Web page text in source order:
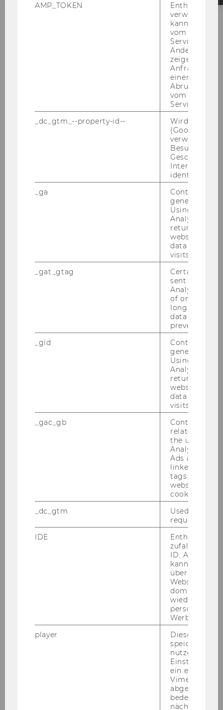
Bewerbung & Zulassung
Sie sind selbst­stän­dig, welt­of­fen und haben
keine Scheu, sich auf Neues ein­zu­las­sen?
Wenn Sie au­ßer­dem Freu­de daran haben,
Her­aus­for­de­run­gen me­tho­disch an­zu­ge­
hen und ei­ge­ne Ideen zu ent­wi­ckeln, dann
be­wer­ben Sie sich. In­for­ma­tio­nen zu Be­
wer­bung und Zu­las­sung fin­den Sie in un­se­
Bewerbungsfrist
Frühjahr 2027
Das Ba­che­lor­stu­di­um glie­dert sich im ers­
(STEOP), ge­folgt vom Com­mon Body of
Ab dem 3. Se­mes­ter ver­tie­fen Sie Ihr Wis­
sen und spe­zia­li­sie­ren sich in einem der
Studieneingangs-​ und Ori­en­tie­rungs­pha­
se (STEOP)
Zu Be­ginn des Stu­di­ums ler­nen Sie, Pro­ble­
me aus un­ter­schied­li­chen Blick­win­keln zu
be­trach­ten. In „Per­spek­ti­ven auf Wirt­schaft“
be­kom­men Sie Ein­blick in die Be­triebs­wirt­
schaft und So­zi­al­wis­sen­schaf­ten, die
Rechts­wis­sen­schaf­ten, die Volks­wirt­schafts­
leh­re, die Be­rei­che der di­gi­ta­len Öko­no­mie
und in zu­kunfts­fä­hi­ges Wirt­schaf­ten. Im
Rah­men von ins­ge­samt 16 ECTS ent­wi­ckeln
Sie ein Grund­ver­ständ­nis davon, was sich
hin­ter ein­zel­nen Fach­be­rei­chen ver­birgt
AMP_TOKEN
Enthält ein
verwendet
kann, um
vom AMP-
Service
Andere
zeigen Opt-
Anfrage im
einen Fehler
Abrufen
vom AMP
Service an.
_dc_gtm_--property-id--
Wird von
(Google Tag
verwendet,
Besucher
Geschlecht
Interessen zu
identifizieren.
_ga
Contains a
generated
Using this
Analytics can
returning
website and
data from
visits.
_gat_gtag
Certain data
sent to
Analytics a
of once per
long as it is
data
prevented.
_gid
Contains a
generated
Using this
Analytics can
returning
website and
data from
visits.
_gac_gb
Contains
related
the user. If
Analytics and
Ads accounts
linked, the
tags on the
website read
cookie.
_dc_gtm
Used to
request rate.
IDE
Enthält eine
ID. Anhand
kann Google
über
Websites
Werbung
player
Dieses Cookie
speichert
ein
Vimeo-Video
abgespielt
bedeutet,
nächsten